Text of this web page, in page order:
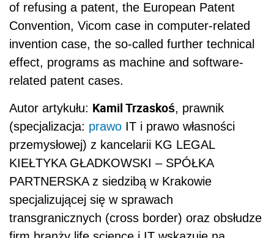
of refusing a patent, the European Patent
Convention, Vicom case in computer-related
invention case, the so-called further technical
effect, programs as machine and software-
related patent cases.
Autor artykułu: Kamil Trzaskoś, prawnik
(specjalizacja: prawo IT i prawo własności
przemysłowej) z kancelarii KG LEGAL
KIEŁTYKA GŁADKOWSKI – SPÓŁKA
PARTNERSKA z siedzibą w Krakowie
specjalizującej się w sprawach
transgranicznych (cross border) oraz obsłudze